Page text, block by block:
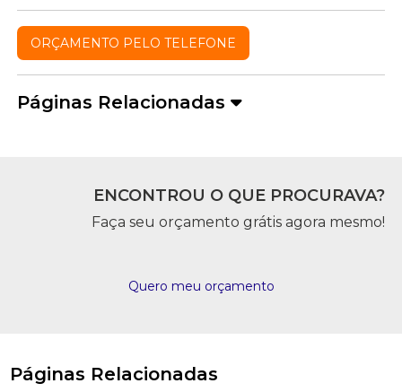
ORÇAMENTO PELO TELEFONE
Páginas Relacionadas
ENCONTROU O QUE PROCURAVA?
Faça seu orçamento grátis agora mesmo!
Quero meu orçamento
Páginas Relacionadas